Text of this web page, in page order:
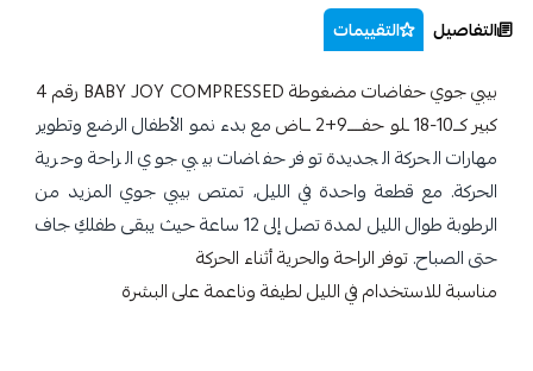
التفاصيل التقييمات
بيبي جوي حفاضات مضغوطة BABY JOY COMPRESSED رقم 4
كبير كــ10-18 ـلو حفــــ9+2 ــاض
مع بدء نمو الأطفال الرضع وتطوير
مهارات الحركة الجديدة توفر حفاضات بيبي جوي الراحة وحرية
الحركة. مع قطعة واحدة في الليل، تمتص بيبي جوي المزيد من
الرطوبة طوال الليل لمدة تصل إلى 12 ساعة حيث يبقى طفلكِ جاف
حتى الصباح.توفر الراحة والحرية أثناء الحركة
مناسبة للاستخدام في الليل لطيفة وناعمة على البشرة